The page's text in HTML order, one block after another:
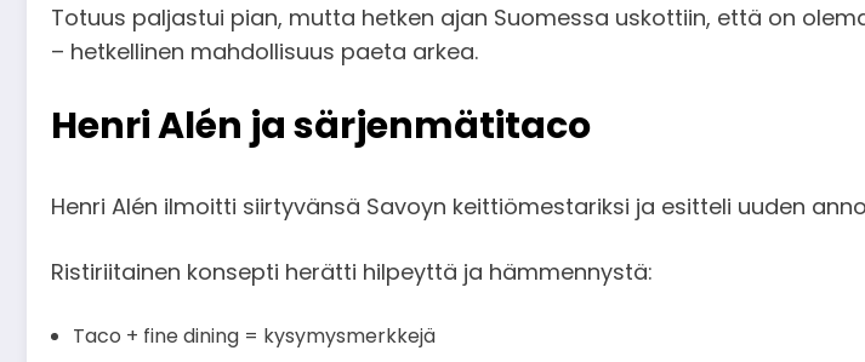
Totuus paljastui pian, mutta hetken ajan Suomessa uskottiin, että on
– hetkellinen mahdollisuus paeta arkea.
Henri Alén ja särjenmätitaco
Henri Alén ilmoitti siirtyvänsä Savoyn keittiömestariksi ja esitteli uuden
Ristiriitainen konsepti herätti hilpeyttä ja hämmennystä:
Taco + fine dining = kysymysmerkkejä